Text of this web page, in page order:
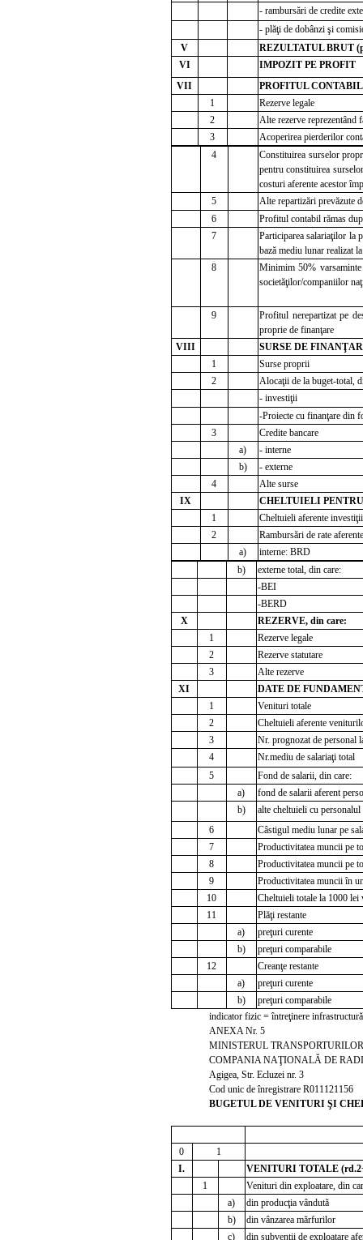
- rambursări de credite
- plăţi de dobânzi şi
V
REZULTATUL BRUT
VI
IMPOZIT PE PROFIT
VII
PROFITUL
1
Rezerve legale
2
Alte rezerve reprezentând
3
Acoperirea pierderilor
4
Constituirea surselor
pentru constituirea
costuri aferente acestor
5
Alte repartizări prevăzute
6
Profitul contabil rămas
7
Participarea salariaţilor
bază mediu lunar realizat
8
Minimim 50%
societăţilor/companiilor
9
Profitul nerepartizat pe
proprie de finanţare
VIII
SURSE DE
1
Surse proprii
2
Alocaţii de la buget-total,
- investiţii
-Proiecte cu finanţare din
3
Credite bancare
a)
- interne
b)
- externe
4
Alte surse
IX
CHELTUIELI
1
Cheltuieli aferente
2
Rambursări de rate
a)
interne: BRD
b)
externe total, din care:
-BEI
-BERD
X
REZERVE, din care:
1
Rezerve legale
2
Rezerve statutare
3
Alte rezerve
XI
DATE DE
1
Venituri totale
2
Cheltuieli aferente
3
Nr. prognozat de personal
4
Nr.mediu de salariaţi total
5
Fond de salarii, din care:
a)
fond de salarii aferent
b)
alte cheltuieli cu personalul
6
Câstigul mediu lunar pe
7
Productivitatea muncii pe
8
Productivitatea muncii pe
9
Productivitatea muncii în
10
Cheltuieli totale la 1000
11
Plăţi restante
a)
preţuri curente
b)
preţuri comparabile
12
Creanţe restante
a)
preţuri curente
b)
preţuri comparabile
indicator fizic = întreţinere
ANEXA Nr. 5
MINISTERUL
COMPANIA NAŢIONALĂ DE
Agigea, Str. Ecluzei nr. 3
Cod unic de înregistrare R011121156
BUGETUL DE VENITURI ŞI
0
1
I.
VENITURI TOTALE
1
Venituri din exploatare, din
a)
din producţia vândută
b)
din vânzarea mărfurilor
c)
din subvenţii de exploatare